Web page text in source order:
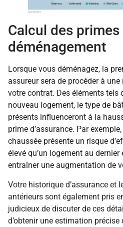
Calcul des
déménagement
Lorsque vous déménagez, la
assureur sera de procéder à
votre contrat. Des éléments tels
nouveau logement, le type de
présents influenceront à la
prime d’assurance. Par
chaussée présente un risque
élevé qu’un logement au
entraîner une augmentation de
Votre historique d’assurance et
antérieurs sont également pris
judicieux de discuter de ces
d’obtenir une estimation